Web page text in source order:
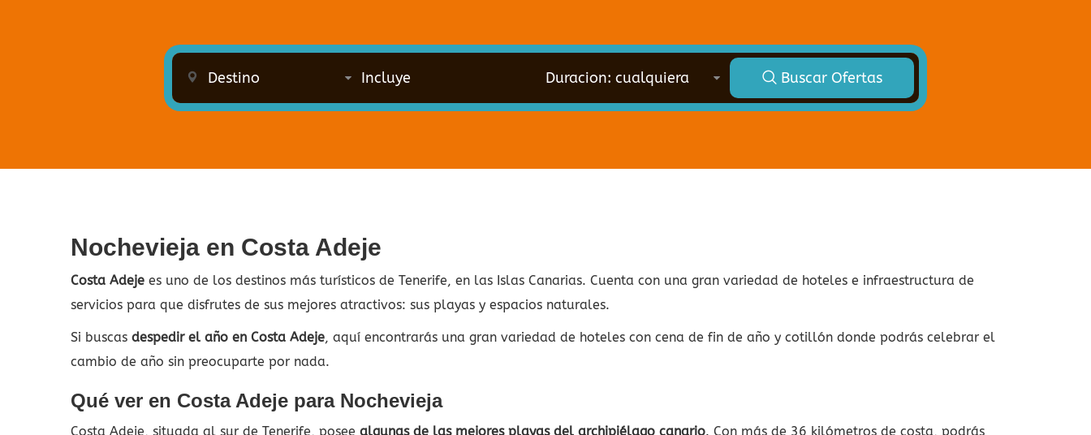
Incluye Buscar Ofertas
Nochevieja en Costa Adeje
Costa Adeje es uno de los destinos más turísticos de Tenerife, en las Islas Canarias. Cuenta con una gran variedad de hoteles e infraestructura de
servicios para que disfrutes de sus mejores atractivos: sus playas y espacios naturales.
Si buscas despedir el año en Costa Adeje, aquí encontrarás una gran variedad de hoteles con cena de fin de año y cotillón donde podrás celebrar el
cambio de año sin preocuparte por nada.
Qué ver en Costa Adeje para Nochevieja
Costa Adeje, situada al sur de Tenerife, posee algunas de las mejores playas del archipiélago canario. Con más de 36 kilómetros de costa, podrás